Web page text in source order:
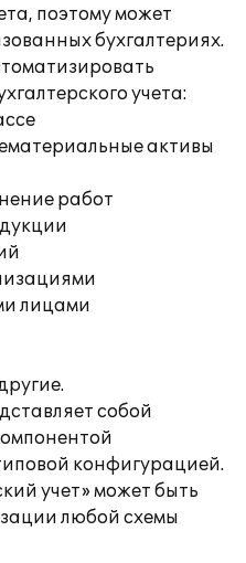
поэтому может
бухгалтериях.
учета:
активы
работ
лицами
собой
конфигурацией.
учет» может быть
любой схемы